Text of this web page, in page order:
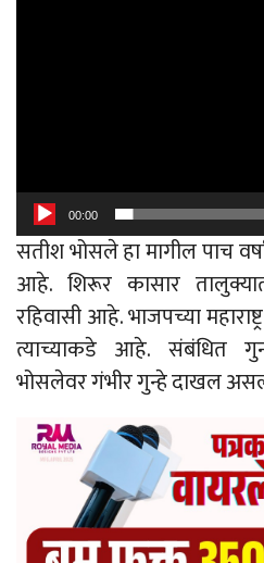
00:00
सतीश भोसले हा मागील पाच
आहे. शिरूर कासार
रहिवासी आहे. भाजपच्या
त्याच्याकडे आहे. संबंधित
भोसलेवर गंभीर गुन्हे दाखल